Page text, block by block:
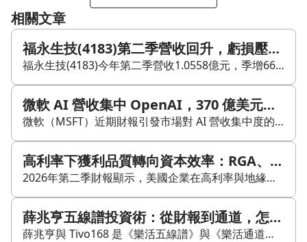
相關文章
福永生技(4183)第二季營收回升，虧損壓力仍在
福永生技(4183)今年第二季營收1.0558億元，季增66.57%，寫下近兩季新高。雖然單季動能明顯回升，但與去年同期相比仍年減18.96%，年增仍處於負值區間。 第二季毛利率為18.65%，歸屬母公司稅後淨利仍虧損146.5萬元，EPS為-0.06元。也就是說，營收拉高後，獲利尚未同步轉正，成本結構與費用壓力仍然存在。 從上半年累計來看，福永生技(4183)營收1.6896億元，年減32.4%；歸屬母公司稅後淨利累計虧損1,375.6萬元，累計EPS為-0.58元。整體來說，上半年表現仍弱於去年，第二季的回升較像單季修補，尚不足以扭轉整體疲弱。 後續觀察重點在於第三季營收能否延續第二季的回升，以及毛利率是否進一步改善。若營收持續放大，虧損收斂速度才有機會加快；若回升僅止於單季，獲利改善空間仍會受到限制。
微軟 AI 營收集中 OpenAI，370 億美元年化成長能否延續？
微軟（MSFT）近期財報引發市場對 AI 營收集中度的關注。依市場拆解，OpenAI 相關營收約 241 億美元，占執行長納德拉所稱 370 億美元年化 AI 營收約 65%，四捨五入後接近 70%。這代表 OpenAI 已成為微軟 AI 營收的主要來源之一，也讓投資人開始檢視營收品質與客戶結構風險。 這組數字也顯示，微軟已把 AI 需求轉成可觀察的雲端營收。不過，風險同樣集中在單一客戶身上。當約七成 AI 營收連結同一家合作夥伴時，OpenAI 的融資能力、現金消耗與運算採購節奏，便會直接影響微軟 AI 業務的成長持續性。 OpenAI 的現金消耗牽動營收可持續性。市場推估，OpenAI 可能要到 2030 年後才有機會獲利，且在此之前可能需要持續巨額外部資金支撐模型訓練、推論運算與基礎建設支出。若資金到位，Azure 運算需求可能延續；若融資放慢，相關雲端支出也可能承壓。 此外，已認列營收與長期現金回報是兩個不同層次。只要服務已提供且合約符合認列規範，收入就可能進入財報；但投資人仍需觀察款項能否順利收回，以及客戶後續是否持續採購。對微軟而言，AI 營收快速增加，仍可能伴隨資料中心、伺服器、網路設備與電力基礎建設成本上升。 後續可持續追蹤三個方向：第一，OpenAI 的融資規模與現金消耗速度；第二，微軟 AI 營收是否擴散至更多企業客戶，以降低集中度；第三，AI 營收成長能否進一步轉化為雲端毛利與自由現金流，抵銷資本支出壓力。
高利率下獲利品質轉向資本效率：RGA、BMNM、CLMT、Nutex財報觀察
2026年第二季財報顯示，美國企業在高利率與地緣波動下，正把獲利重心從營收成長轉向資本效率、現金流與資產負債表改善。市場更在意的是，營收能否轉成自由現金流、去槓桿速度是否達標，以及一次性財務效果何時消退。 Reinsurance Group of America（RGA）在第二季交出創紀錄營運成果，稅前調整後營業收入達7.61億美元，稅後每股盈餘為8.89美元，過去12個月調整後股東權益報酬率達18.4%。其獲利動能來自生息資產收益與新業務承保利差同步支撐，並維持22億美元超額資本。今年截至第二季，RGA已投入近5億美元進行既有保單交易，同時回購約5,000萬美元股票、支付6,100萬美元股息，並宣布股息提高5.4%。公司也規劃於9月再動用4億美元超額資本償債，顯示其資本配置仍涵蓋成長、還債與股東回饋三個方向。 Bimini Capital Management（BMNM）面對更高的利率敏感度。公司指出，2026年第二季長天期利率受地緣事件與市場對聯準會人事看法變化影響，殖利率曲線轉陡，利率資產波動升高。BMNM在4月以全現金收購Tom Johnson Investment Management（TJIM），交易未增加負債，第二季顧問服務收入約680萬美元，明顯高於去年同期的380萬美元，也優於第一季的510萬美元。TJIM帶來約17.9億美元資產管理規模，讓BMNM的收入來源從高度依賴Agency RMBS，擴展到較多元的資產管理業務。另一方面，BMNM的淨營業虧損（NOL）預估將在2028年底前大量耗用或到期，稅務緩衝效益將逐步縮小，未來幾年能否建立更穩定的經常性獲利，將成為觀察重點。 Calumet（CLMT）則先以現金流降低槓桿，再安排成長投資。公司第二季創造1.75億美元具稅務屬性的調整後EBITDA，受限集團槓桿比率降至4倍以下，並預估下一季可再降到3倍以下。公司已宣布贖回1億美元公司債，並以1.15億美元買回CMR卡車裝卸設施的售後租回安排，降低高成本融資壓力。營運面上，全球已有超過一成基礎油產能停擺，讓CLMT的整合供應模式受惠，Specialty Products & Solutions第二季調整後EBITDA升至1.617億美元。Montana Renewables第二季另貢獻1,700萬美元具稅務屬性的EBITDA，公司也規劃以較低成本方案擴充可持續航空燃料（SAF）產能，預計今年冬季啟動，年底達到8,000萬至1億加侖年化產能，並在2027年春季超過1.2億加侖。 Nutex Health（NUTX）則從支付流程與服務組合改善現金流。公司第二季營收為2.108億美元，年減13.6%，但可歸屬淨利達6,580萬美元，前一年度則為淨損1,770萬美元，毛利率維持67%。改善主因來自仲裁成本下降：美國獨立爭議解決（IDR）終版規則將行政費由115美元降至15美元，Nutex也同步修改與HaloMD的合約。管理層預估，仲裁相關費用率可由約35%降至高十幾至低二十幾百分點，合約服務費率降幅可達25%至30%。同時，公司維持每年新開3至5家醫院的節奏，並預計於下半年在阿肯色州西小岩城、德州聖安東尼奧及佛州傑克森維爾增設據點。第二季同院訪診數年增6.3%，新增內視鏡服務、提高住院占比及承接較複雜病況，也可能支撐單一病人收入。 整體來看，RGA依靠承保利差與超額資本，BMNM利用併購與NOL延長獲利曲線，CLMT用現金流快速降債，Nutex則從支付流程與服務組合改善成本。四家公司都在提高每一美元資本所能產生的獲利。接下來市場會檢查三件事：去槓桿是否按期完成、稅務優惠消退後經常性獲利能否承接，以及成本改善能否在營收承壓時維持。高品質獲利終究需要現金流驗證，單季會計數字只是起點。
薛兆亨五線譜投資術：從財報到通道，怎麼看安全穩健公司
薛兆亨與 Tivo168 是《樂活五線譜》與《樂活通道》的作者，強調價值投資與買賣點判斷的重要性。資料提到，薛兆亨投入股市超過 30 年，歷經 13 個股市循環，體會到投資要提升勝率，關鍵在於掌握相對低點的買點。\n\n為了幫助投資人選股，薛兆亨與 Tivo168 建立了五線譜投資儀表板，從成長、安全、經營績效與股價合理性等面向進行評估，目的是挑出較安全穩健的公司。文中也提到，若搭配五線譜觀察股價已突破高點的樂觀區，則可等待拉回測試後再行觀察，並以樂活五線譜的買進與賣出訊號作為投資決策依據。\n\n其財經著作包括：《看財報不抓狂》、《五線譜投資術》、《活用五線譜 漲跌都能賺》、《決勝股市關鍵16招》。